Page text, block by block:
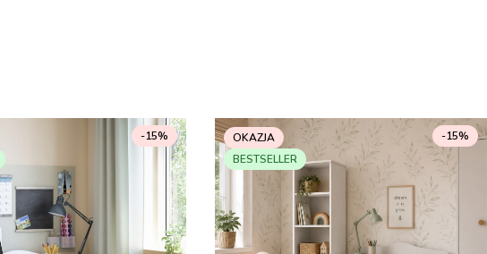
-15%
OKAZJA
BESTSELLER
-15%